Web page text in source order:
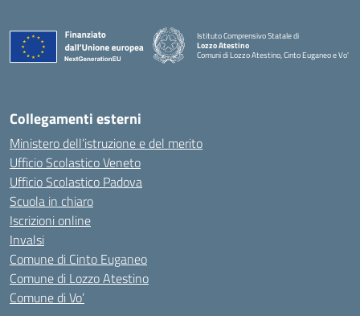
Istituto Comprensivo Statale di
Lozzo Atestino
Comuni di Lozzo Atestino, Cinto Euganeo e Vo'
— Visita la pagina iniziale della scuola
Collegamenti esterni
Ministero dell’istruzione e del merito
Ufficio Scolastico Veneto
Ufficio Scolastico Padova
Scuola in chiaro
Iscrizioni online
Invalsi
Comune di Cinto Euganeo
Comune di Lozzo Atestino
Comune di Vo’